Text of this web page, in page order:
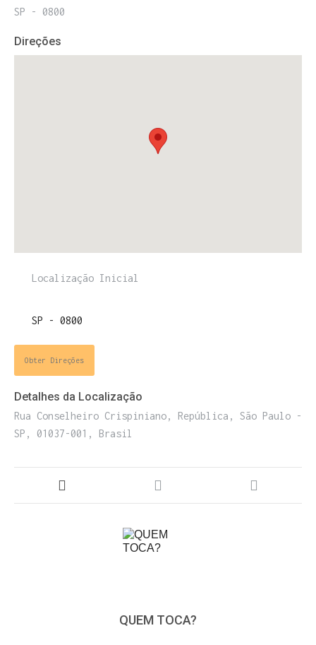
SP - 0800
Direções
Obter Direções
Detalhes da Localização
Rua Conselheiro Crispiniano, República, São Paulo -
SP, 01037-001, Brasil
QUEM TOCA?
ENTRE PARA O NOSSO
downloads e mais.
É grátis.